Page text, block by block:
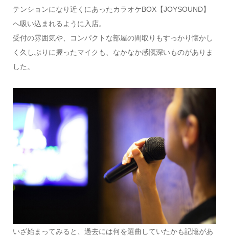
テンションになり近くにあったカラオケBOX【JOYSOUND】
へ吸い込まれるように入店。
受付の雰囲気や、コンパクトな部屋の間取りもすっかり懐かし
く久しぶりに握ったマイクも、なかなか感慨深いものがありま
した。
いざ始まってみると、過去には何を選曲していたかも記憶があ